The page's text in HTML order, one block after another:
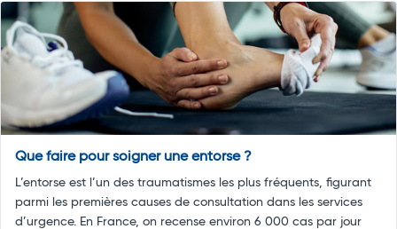
Que faire pour soigner une entorse ?
L’entorse est l’un des traumatismes les plus fréquents, figurant
parmi les premières causes de consultation dans les services
d’urgence. En France, on recense environ 6 000 cas par jour